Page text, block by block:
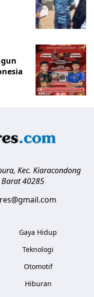
Kec. Kiaracondong
Barat 40285
Gaya Hidup
Teknologi
Otomotif
Hiburan